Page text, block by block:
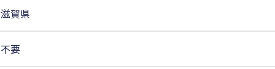
滋賀県
不要